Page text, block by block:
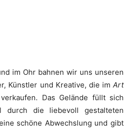
im Ohr bahnen wir uns unseren
Künstler und Kreative, die im Art
Das Gelände füllt sich
durch die liebevoll gestalteten
schöne Abwechslung und gibt